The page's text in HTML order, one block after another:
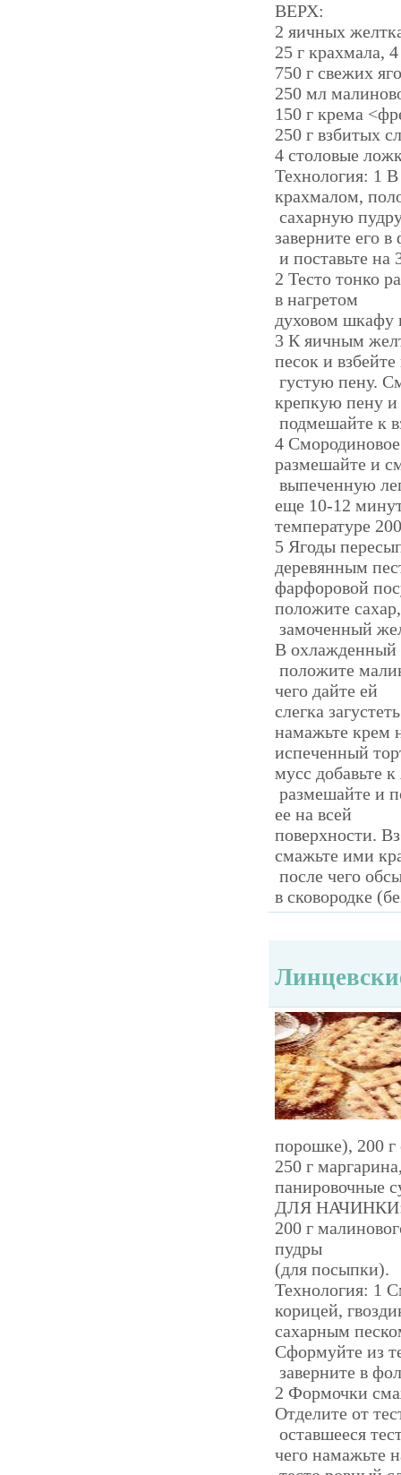
ВЕРХ:
2 яичных
25 г крахмала,
750 г свежих
250 мл
150 г крема
250 г взбитых
4 столовые
Технология: 1
крахмалом,
сахарную
заверните его в
и поставьте на
2 Тесто тонко
в нагретом
духовом шкафу
3 К яичным
песок и взбейте
густую пену.
крепкую пену и
подмешайте к
4
размешайте и
выпеченную
еще 10-12
температуре
5 Ягоды
деревянным
фарфоровой
положите сахар,
замоченный
В охлажденный
положите
чего дайте ей
слегка
намажьте крем
испеченный
мусс добавьте к
размешайте и
ее на всей
поверхности.
смажьте ими
после чего
в сковородке
порошке), 200 г
250 г
панировочные
ДЛЯ
200 г
пудры
(для посыпки).
Технология: 1
корицей,
сахарным
Сформуйте из
заверните в
2 Формочки
Отделите от
оставшееся
чего намажьте